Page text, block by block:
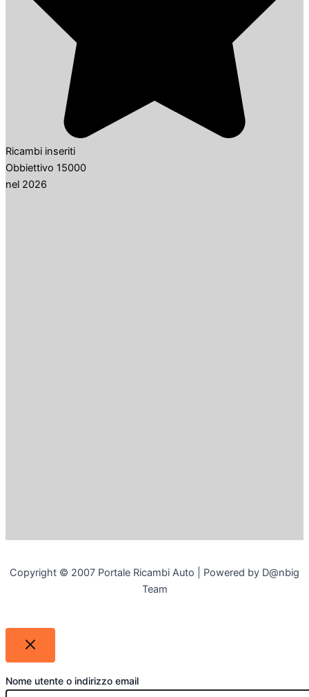
Ricambi inseriti
Obbiettivo 15000
nel 2026
Copyright © 2007 Portale Ricambi Auto | Powered by D@nbig
Team
Nome utente o indirizzo email